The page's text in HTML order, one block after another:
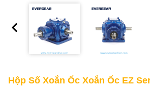
Hộp Số Xoắn Ốc Xoắn Ốc EZ